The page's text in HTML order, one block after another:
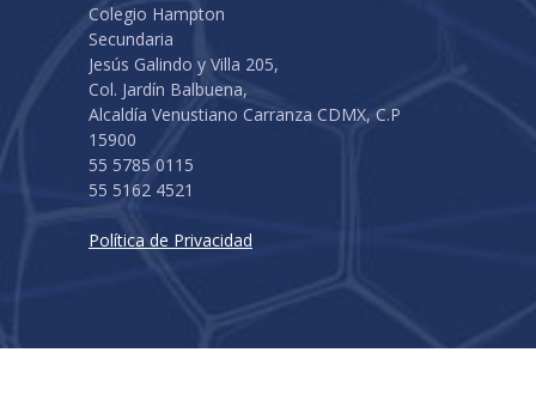
Colegio Hampton
Secundaria
Jesús Galindo y Villa 205,
Col. Jardín Balbuena,
Alcaldía Venustiano Carranza CDMX, C.P
15900
55 5785 0115
55 5162 4521
Política de Privacidad